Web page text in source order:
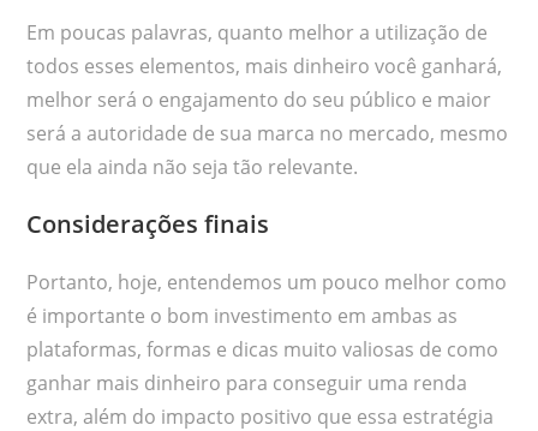
Em poucas palavras, quanto melhor a utilização de
todos esses elementos, mais dinheiro você ganhará,
melhor será o engajamento do seu público e maior
será a autoridade de sua marca no mercado, mesmo
que ela ainda não seja tão relevante.
Considerações finais
Portanto, hoje, entendemos um pouco melhor como
é importante o bom investimento em ambas as
plataformas, formas e dicas muito valiosas de como
ganhar mais dinheiro para conseguir uma renda
extra, além do impacto positivo que essa estratégia